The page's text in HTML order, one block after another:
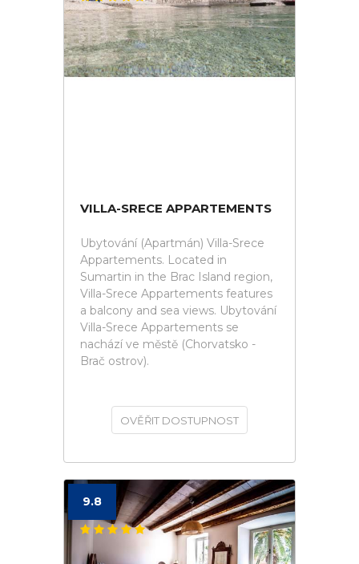
VILLA-SRECE APPARTEMENTS
Ubytování (Apartmán) Villa-Srece
Appartements. Located in
Sumartin in the Brac Island region,
Villa-Srece Appartements features
a balcony and sea views. Ubytování
Villa-Srece Appartements se
nachází ve městě (Chorvatsko -
Brač ostrov).
OVĚŘIT DOSTUPNOST
9.8